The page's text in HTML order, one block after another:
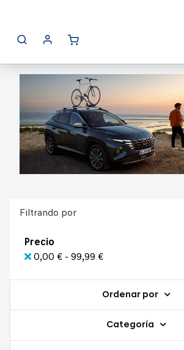
Filtrando por
Precio
0,00 € - 99,99 €
Ordenar por
Categoría